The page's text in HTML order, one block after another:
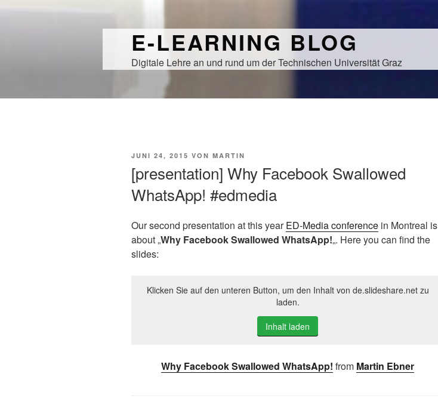
E-LEARNING BLOG
Digitale Lehre an und rund um der Technischen Universität Graz
VERÖFFENTLICHT
JUNI 24, 2015 VON MARTIN
[presentation] Why Facebook Swallowed
WhatsApp! #edmedia
Our second presentation at this yearED-Media conference in Montreal is
about „Why Facebook Swallowed WhatsApp!„. Here you can find the
slides:
Klicken Sie auf den unteren Button, um den Inhalt von de.slideshare.net zu
laden.
Inhalt laden
Why Facebook Swallowed WhatsApp! from Martin Ebner